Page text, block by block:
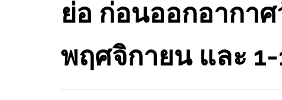
ย่อ ก่อนออกอากา
พฤศจิกายน และ